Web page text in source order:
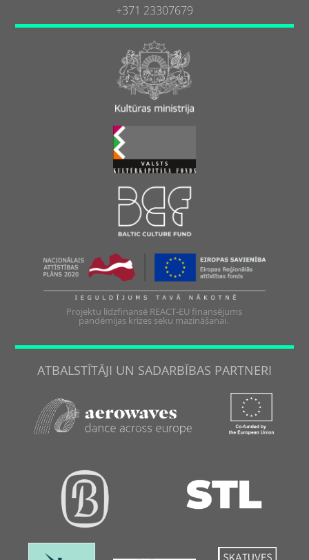
+371 23307679
Projektu līdzfinansē REACT-EU finansējums
pandēmijas krīzes seku mazināšanai.
ATBALSTĪTĀJI UN SADARBĪBAS PARTNERI